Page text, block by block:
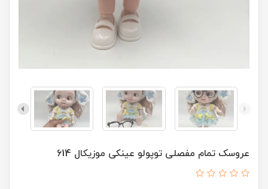
عروسک تمام مفصلی توپولو عینکی موزيکال 614